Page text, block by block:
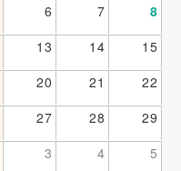
6 7
8
13 14
15
20 21
22
27 28
29
3 4 5